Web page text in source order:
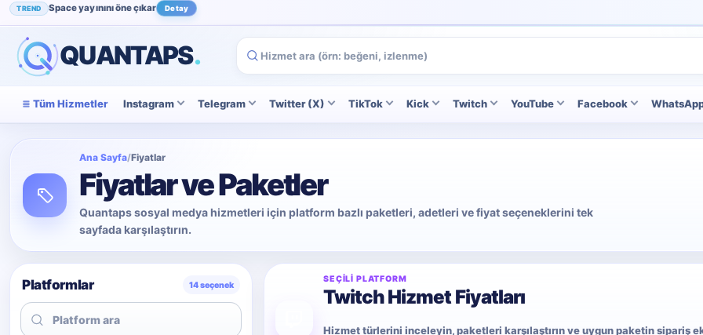
TREND Space yayınını öne çıkar Detay
POPÜLER Instagram beğenini artır İncele
QUANTAPS.
Tüm Hizmetler Instagram Telegram Twitter (X) TikTok Kick Twitch YouTube Facebook
Ana Sayfa/Fiyatlar
Fiyatlar ve Paketler
Quantaps sosyal medya hizmetleri için platform bazlı paketleri, adetleri ve fiyat seçeneklerini tek
sayfada karşılaştırın.
Platformlar 14 seçenek
SEÇILI PLATFORM
Twitch Hizmet Fiyatları
Hizmet türlerini inceleyin, paketleri karşılaştırın ve uygun paketin sipariş